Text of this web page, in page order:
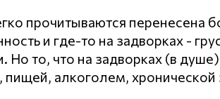
прочитываются перенесена
и где-то на задворках -
то, что на задворках (в
алкоголем, хронической